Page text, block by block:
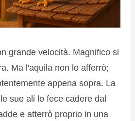
grande velocità. Magnifico si
Ma l'aquila non lo afferrò;
appena sopra. La
sue ali lo fece cadere dal
e atterrò proprio in una